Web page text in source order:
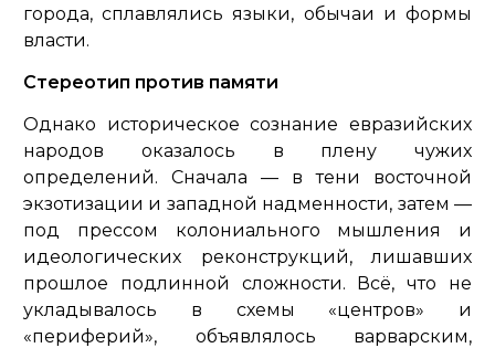
города, сплавлялись языки, обычаи и формы
власти.
Стереотип против памяти
Однако историческое сознание евразийских
народов оказалось в плену чужих
определений. Сначала — в тени восточной
экзотизации и западной надменности, затем —
под прессом колониального мышления и
идеологических реконструкций, лишавших
прошлое подлинной сложности. Всё, что не
укладывалось в схемы «центров» и
«периферий», объявлялось варварским,